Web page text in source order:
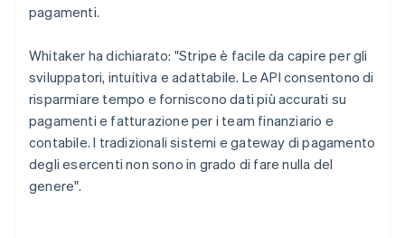
pagamenti.
Whitaker ha dichiarato: "Stripe è facile da capire per gli
sviluppatori, intuitiva e adattabile. Le API consentono di
risparmiare tempo e forniscono dati più accurati su
pagamenti e fatturazione per i team finanziario e
contabile. I tradizionali sistemi e gateway di pagamento
degli esercenti non sono in grado di fare nulla del
genere".